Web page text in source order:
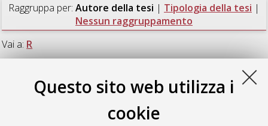
Questo sito web utilizza i
cookie
Raggruppa per: Autore della tesi | Tipologia della tesi |
Nessun raggruppamento
Vai a: R